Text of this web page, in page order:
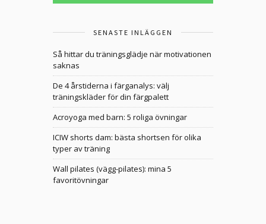
SENASTE INLÄGGEN
Så hittar du träningsglädje när motivationen
saknas
De 4 årstiderna i färganalys: välj
träningskläder för din färgpalett
Acroyoga med barn: 5 roliga övningar
ICIW shorts dam: bästa shortsen för olika
typer av träning
Wall pilates (vägg-pilates): mina 5
favoritövningar